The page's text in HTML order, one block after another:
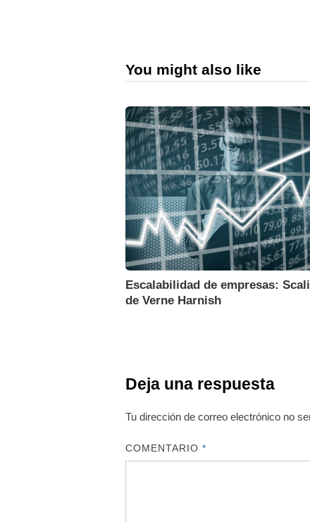
You might also like
Escalabilidad de empresas:
de Verne Harnish
Deja una respuesta
Tu dirección de correo electrónico no
COMENTARIO*